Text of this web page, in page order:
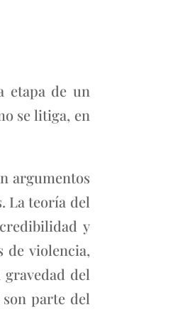
etapa de un
se litiga, en
argumentos
La teoría del
y
de violencia,
del
parte del